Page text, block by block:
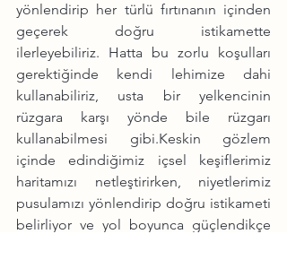
yönlendirip her türlü fırtınanın içinden
geçerek doğru istikamette
ilerleyebiliriz. Hatta bu zorlu koşulları
gerektiğinde kendi lehimize dahi
kullanabiliriz, usta bir yelkencinin
rüzgara karşı yönde bile rüzgarı
kullanabilmesi gibi.Keskin gözlem
içinde edindiğimiz içsel keşiflerimiz
haritamızı netleştirirken, niyetlerimiz
pusulamızı yönlendirip doğru istikameti
belirliyor ve yol boyunca güçlendikçe